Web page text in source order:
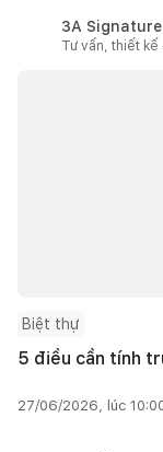
3A Signature
Tư vấn, thiết kế
Biệt thự
5 điều cần tính
27/06/2026, lúc